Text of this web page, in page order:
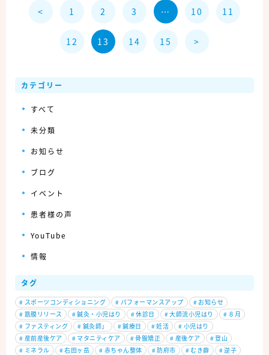
< 1 2 3 … 10 11
12 13 14 15 >
カテゴリー
すべて
未分類
お知らせ
ブログ
イベント
患者様の声
YouTube
情報
タグ
# スポーツコンディショニング # パフォーマンスアップ # お知らせ
# 筋膜リリース #鍼灸・小児はり #休診日 #大師流小児はり # ８月
# ファスティング # 鍼灸師」 #鍼療日 #妊活 # 小児はり
# 産前産後ケア # マタニティケア #骨盤矯正 # 産後ケア #登山
# ミネラル #右田ヶ岳 # 赤ちゃん整体 #防府市 # むき癖 #逆子